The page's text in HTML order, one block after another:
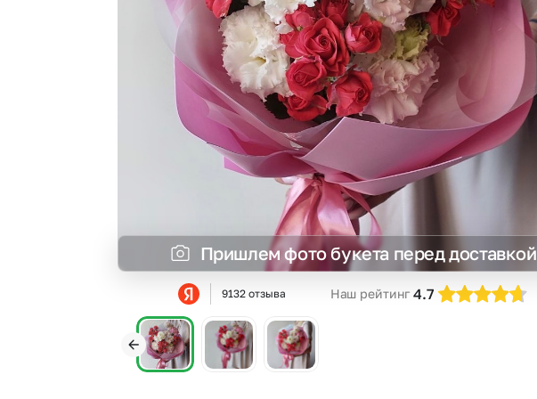
Гвоздики
Гипсофила
Гортензии
Ирисы
Сухоцветы
Фрезия
Эустома
Пришлем фото букета перед доставкой
9132 отзыва Наш рейтинг 4.7